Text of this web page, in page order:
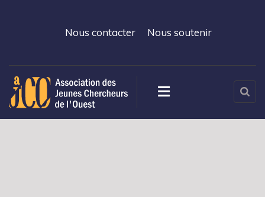
Nous contacter Nous soutenir